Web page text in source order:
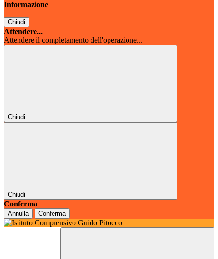
Informazione
Chiudi
Attendere...
Attendere il completamento dell'operazione...
Chiudi
Chiudi
Conferma
Annulla Conferma